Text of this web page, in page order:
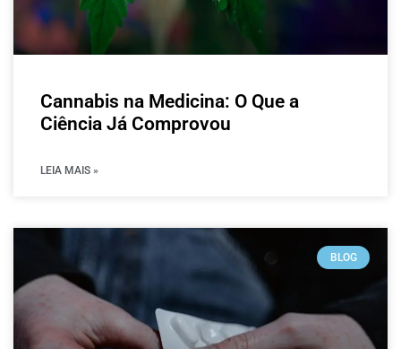
Cannabis na Medicina: O Que a
Ciência Já Comprovou
LEIA MAIS »
BLOG